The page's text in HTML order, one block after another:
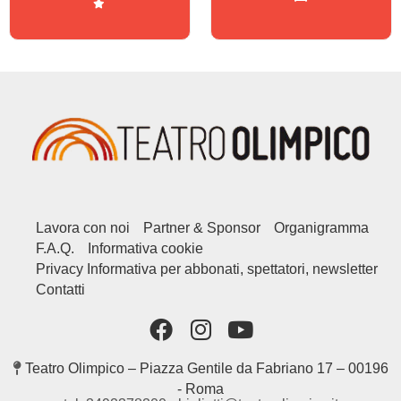
Lavora con noi Partner & Sponsor
Organigramma
F.A.Q.
Informativa cookie
Privacy Informativa per abbonati, spettatori, newsletter
Contatti
Teatro Olimpico – Piazza Gentile da Fabriano 17 – 00196
- Roma